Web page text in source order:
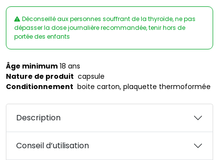
Déconseillé aux personnes souffrant de la thyroïde, ne pas
dépasser la dose journalière recommandée, tenir hors de
portée des enfants
Âge minimum 18 ans
Nature de produit capsule
Conditionnement boite carton, plaquette thermoformée
Description
Conseil d’utilisation